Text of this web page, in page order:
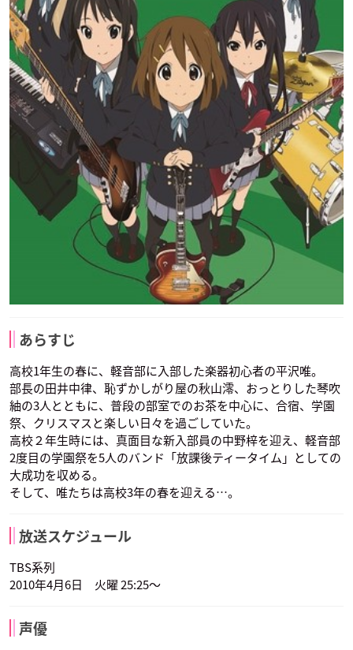
あらすじ
高校1年生の春に、軽音部に入部した楽器初心者の平沢唯。
部長の田井中律、恥ずかしがり屋の秋山澪、おっとりした琴吹
紬の3人とともに、普段の部室でのお茶を中心に、合宿、学園
祭、クリスマスと楽しい日々を過ごしていた。
高校２年生時には、真面目な新入部員の中野梓を迎え、軽音部
2度目の学園祭を5人のバンド「放課後ティータイム」としての
大成功を収める。
そして、唯たちは高校3年の春を迎える…。
放送スケジュール
TBS系列
2010年4月6日 火曜 25:25～
声優